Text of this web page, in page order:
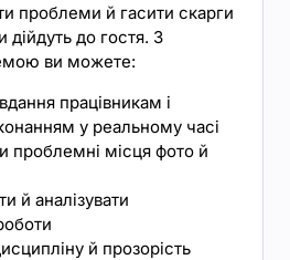
проблеми й гасити скарги
дійдуть до гостя. З
ви можете:
працівникам і
у реальному часі
проблемні місця фото й
й аналізувати
й прозорість